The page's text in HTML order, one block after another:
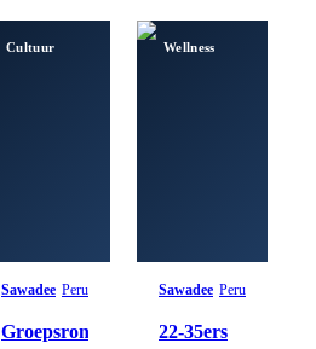
Cultuur
Sawadee Peru
Groepsrondreis
Wellness
Sawadee Peru
22-35ers